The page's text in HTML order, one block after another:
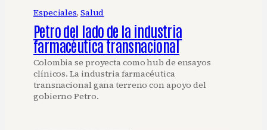
Especiales, Salud
Petro del lado de la industria
farmacéutica transnacional
Colombia se proyecta como hub de ensayos
clínicos. La industria farmacéutica
transnacional gana terreno con apoyo del
gobierno Petro.